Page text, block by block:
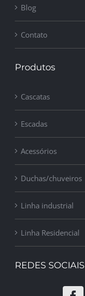
Blog
Contato
Produtos
Cascatas
Escadas
Acessórios
Duchas/chuveiros
Linha industrial
Linha Residencial
REDES SOCIAIS